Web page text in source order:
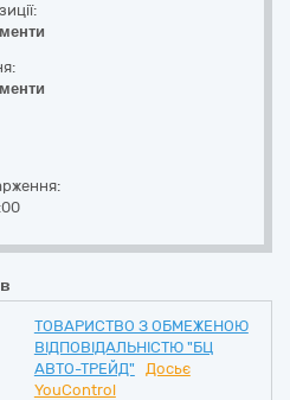
ТОВАРИСТВО З ОБМЕЖЕНОЮ
ВІДПОВІДАЛЬНІСТЮ "БЦ
АВТО-ТРЕЙД"
Досьє
YouControl